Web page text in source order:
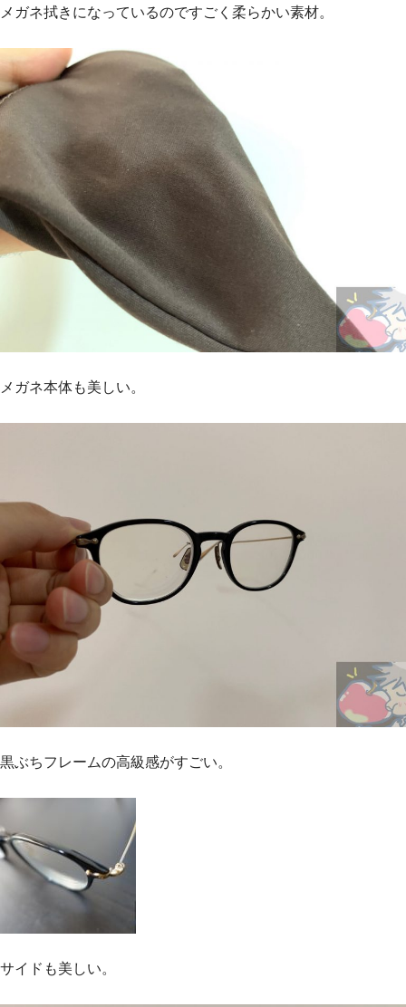
メガネ拭きになっているのですごく柔らかい素材。
メガネ本体も美しい。
黒ぶちフレームの高級感がすごい。
サイドも美しい。